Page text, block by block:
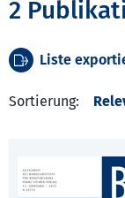
2
Liste
Sortierung: